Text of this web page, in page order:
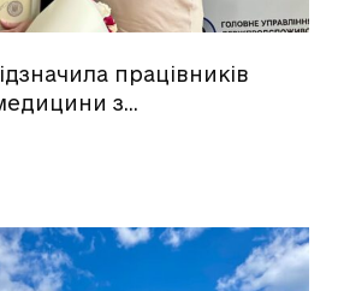
працівників
з…